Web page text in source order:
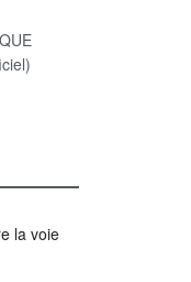
la voie